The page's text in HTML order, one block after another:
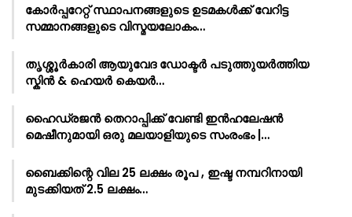
കോർപ്പറേറ്റ് സ്ഥാപനങ്ങളുടെ ഉടമകൾക്ക് വേറിട്ട
സമ്മാനങ്ങളുടെ വിസ്മയലോകം…
തൃശ്ശൂർകാരി ആയുവേദ ഡോക്ടർ പടുത്തുയർത്തിയ
സ്കിൻ & ഹെയർ കെയർ…
ഹൈഡ്രജൻ തെറാപ്പിക്ക് വേണ്ടി ഇൻഹലേഷൻ
മെഷീനുമായി ഒരു മലയാളിയുടെ സംരംഭം |…
ബൈക്കിന്റെ വില 25 ലക്ഷം രൂപ , ഇഷ്ട നമ്പറിനായി
മുടക്കിയത് 2.5 ലക്ഷം…